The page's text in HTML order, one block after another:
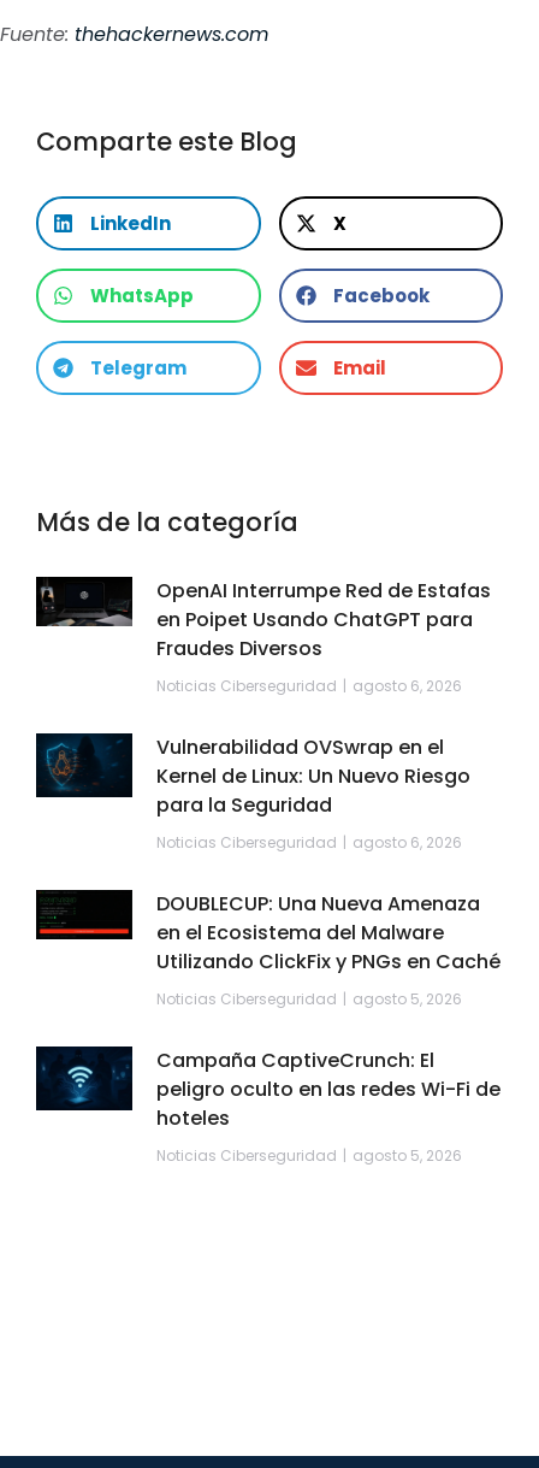
Fuente: thehackernews.com
Comparte este Blog
LinkedIn X
WhatsApp Facebook
Telegram Email
Más de la categoría
OpenAI Interrumpe Red de Estafas
en Poipet Usando ChatGPT para
Fraudes Diversos
Noticias Ciberseguridad agosto 6, 2026
Vulnerabilidad OVSwrap en el
Kernel de Linux: Un Nuevo Riesgo
para la Seguridad
Noticias Ciberseguridad agosto 6, 2026
DOUBLECUP: Una Nueva Amenaza
en el Ecosistema del Malware
Utilizando ClickFix y PNGs en Caché
Noticias Ciberseguridad agosto 5, 2026
Campaña CaptiveCrunch: El
peligro oculto en las redes Wi-Fi de
hoteles
Noticias Ciberseguridad agosto 5, 2026